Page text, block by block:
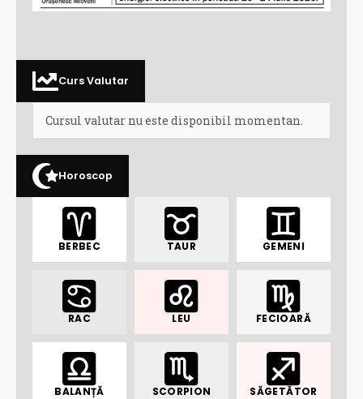
Curs Valutar
Cursul valutar nu este disponibil momentan.
Horoscop
BERBEC TAUR GEMENI
RAC LEU FECIOARĂ
BALANȚĂ SCORPION SĂGETĂTOR